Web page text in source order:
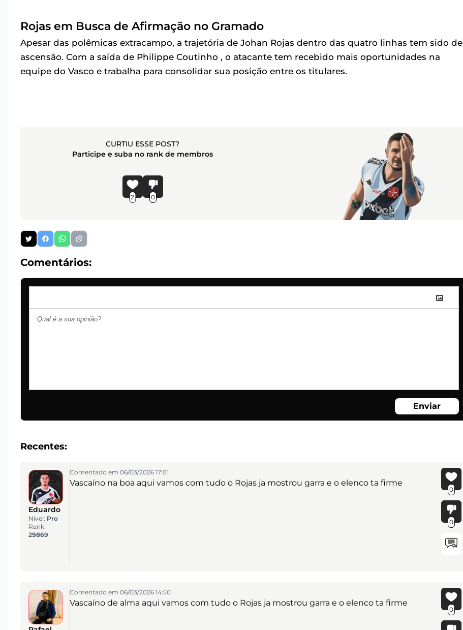
Rojas em Busca de Afirmação no Gramado
Apesar das polêmicas extracampo, a trajetória de Johan Rojas dentro das quatro linhas tem sido de
ascensão. Com a saída de Philippe Coutinho , o atacante tem recebido mais oportunidades na
equipe do Vasco e trabalha para consolidar sua posição entre os titulares.
CURTIU ESSE POST?
Participe e suba no rank de membros
2 0
Comentários:
Enviar
Recentes:
Eduardo
Nível: Pro
Rank:
29869
Comentado em 06/03/2026 17:01
Vascaíno na boa aqui vamos com tudo o Rojas ja mostrou garra e o elenco ta firme
0
0
Comentado em 06/03/2026 14:50
Vascaíno de alma aqui vamos com tudo o Rojas ja mostrou garra e o elenco ta firme
0